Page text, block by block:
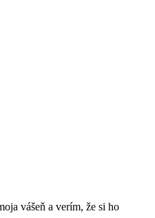
vášeň a verím, že si ho